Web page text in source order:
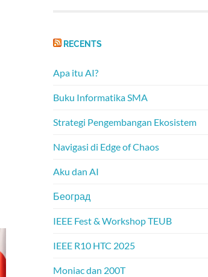
RECENTS
Apa itu AI?
Buku Informatika SMA
Strategi Pengembangan Ekosistem
Navigasi di Edge of Chaos
Aku dan AI
Београд
IEEE Fest & Workshop TEUB
IEEE R10 HTC 2025
Moniac dan 200T